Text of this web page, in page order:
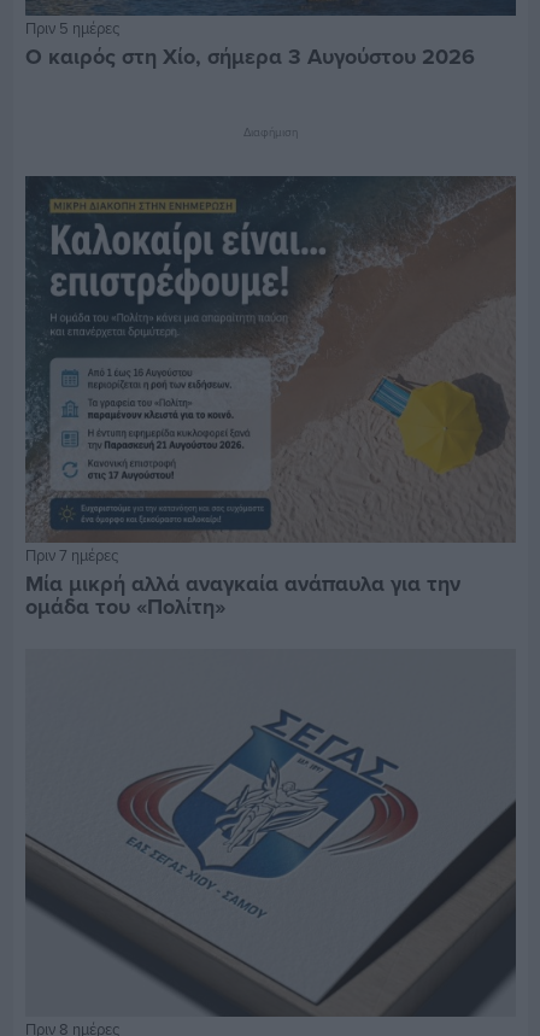
Πριν 5 ημέρες
Ο καιρός στη Χίο, σήμερα 3 Αυγούστου 2026
Διαφήμιση
Πριν 7 ημέρες
Μία μικρή αλλά αναγκαία ανάπαυλα για την
ομάδα του «Πολίτη»
Πριν 8 ημέρες